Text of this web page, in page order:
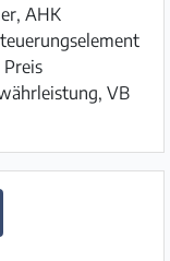
AHK
VB